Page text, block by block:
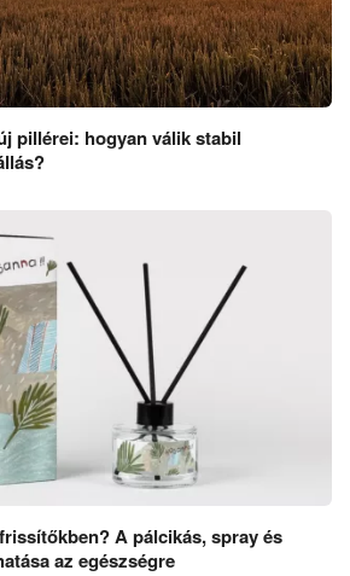
pillérei: hogyan válik stabil
A pálcikás, spray és
az egészségre